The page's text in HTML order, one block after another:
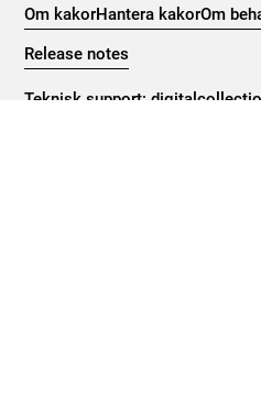
Om kakorHantera kakorOm
Release notes
Teknisk support: